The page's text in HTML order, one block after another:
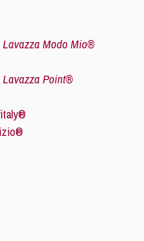
Modo Mio®
Point®